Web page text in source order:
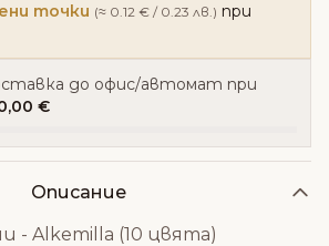
точки (≈ 0.12 € / 0.23 лв.) при
до офис/автомат при
€
Описание
- Alkemilla (10 цвята)